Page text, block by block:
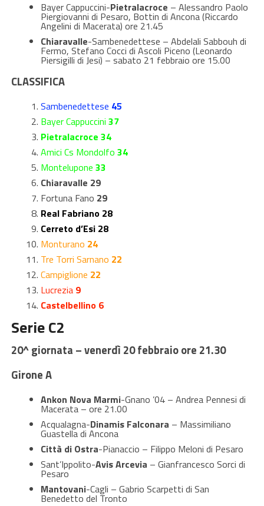
Bayer Cappuccini-Pietralacroce – Alessandro Paolo
Piergiovanni di Pesaro, Bottin di Ancona (Riccardo
Angelini di Macerata) ore 21.45
Chiaravalle-Sambenedettese – Abdelali Sabbouh di
Fermo, Stefano Cocci di Ascoli Piceno (Leonardo
Piersigilli di Jesi) – sabato 21 febbraio ore 15.00
CLASSIFICA
Sambenedettese 45
Bayer Cappuccini 37
Pietralacroce 34
Amici Cs Mondolfo 34
Montelupone 33
Chiaravalle 29
Fortuna Fano 29
Real Fabriano 28
Cerreto d’Esi 28
Monturano 24
Tre Torri Sarnano 22
Campiglione 22
Lucrezia 9
Castelbellino 6
Serie C2
20^ giornata – venerdì 20 febbraio ore 21.30
Girone A
Ankon Nova Marmi-Gnano ’04 – Andrea Pennesi di
Macerata – ore 21.00
Acqualagna-Dinamis Falconara – Massimiliano
Guastella di Ancona
Città di Ostra-Pianaccio – Filippo Meloni di Pesaro
Sant’Ippolito-Avis Arcevia – Gianfrancesco Sorci di
Pesaro
Mantovani-Cagli – Gabrio Scarpetti di San
Benedetto del Tronto